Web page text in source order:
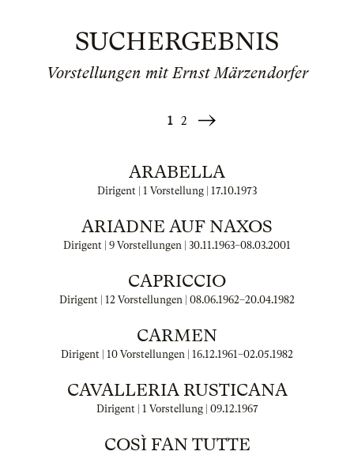
SUCHERGEBNIS
Vorstellungen mit Ernst Märzendorfer
1 2
Weiter
ARABELLA
Dirigent | 1 Vorstellung | 17.10.1973
ARIADNE AUF NAXOS
Dirigent | 9 Vorstellungen | 30.11.1963–08.03.2001
CAPRICCIO
Dirigent | 12 Vorstellungen | 08.06.1962–20.04.1982
CARMEN
Dirigent | 10 Vorstellungen | 16.12.1961–02.05.1982
CAVALLERIA RUSTICANA
Dirigent | 1 Vorstellung | 09.12.1967
COSÌ FAN TUTTE